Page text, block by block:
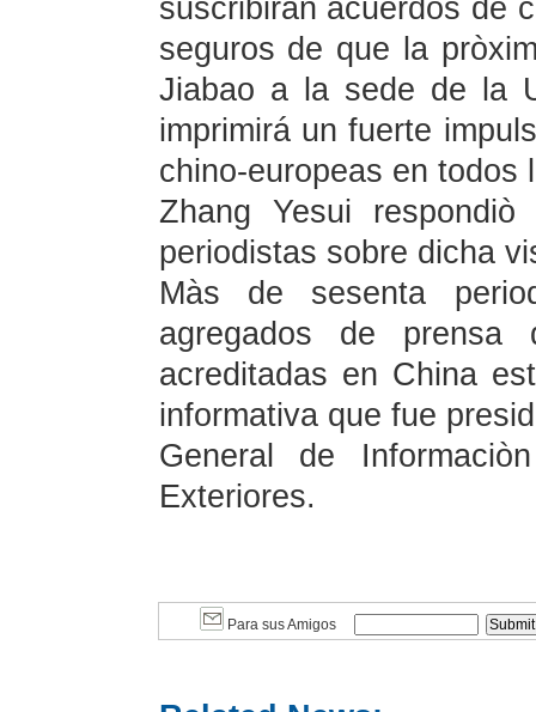
suscribiràn acuerdos de
seguros de que la
Jiabao a la sede de la
imprimirá un fuerte
chino-europeas en todos
Zhang Yesui
periodistas sobre dicha
Màs de sesenta
agregados de prensa
acreditadas en China
informativa que fue
General de
Exteriores.
Para sus Amigos